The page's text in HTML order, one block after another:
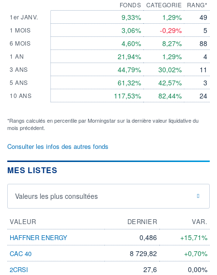
1er JANV.
1 MOIS
6 MOIS
1 AN
3 ANS
5 ANS
10 ANS
FONDS
9,33%
3,06%
4,60%
21,94%
44,79%
61,32%
117,53%
CATEGORIE
1,29%
-0,29%
8,27%
1,29%
30,02%
42,57%
82,44%
RANG*
49
5
88
4
11
3
24
*Rangs calculés en percentile par Morningstar sur la dernière valeur liquidative du
mois précédent.
Consulter les infos des autres fonds
MES LISTES
Valeurs les plus consultées
VALEUR DERNIER
VAR.
HAFFNER ENERGY
0,486 +15,71%
CAC 40 8 729,82 +0,70%
2CRSI 27,6 0,00%